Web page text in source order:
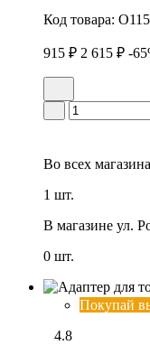
Код товара:
915 ₽ 2 615 ₽ -
Во всех
1 шт.
В магазине ул.
0 шт.
Покупай
4.8